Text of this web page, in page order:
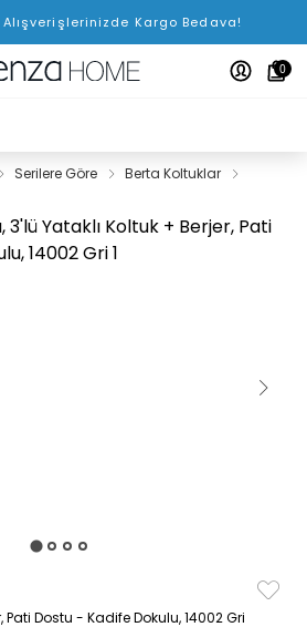
Kargo Bedava!
0
Serilere Göre
Berta Koltuklar
Pati Dostu - Kadife Dokulu, 14002 Gri